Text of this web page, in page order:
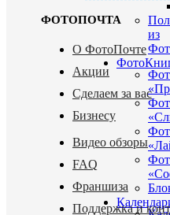
из
ФОТОПОЧТА
О ФотоПочте
Акции
Сделаем за вас
Бизнесу
Видео обзоры
FAQ
Франшиза
Поддержка и